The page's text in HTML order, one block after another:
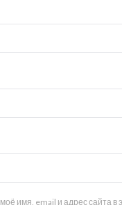
имя, email и адрес сайта в